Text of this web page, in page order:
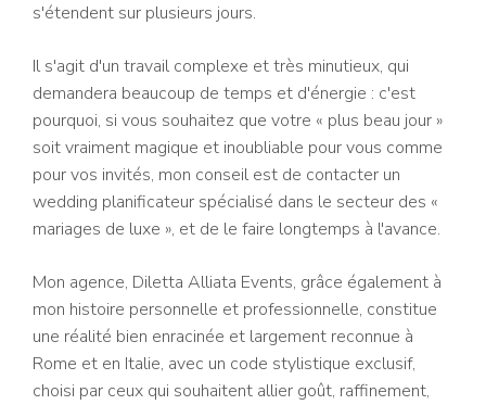
s'étendent sur plusieurs jours.
Il s'agit d'un travail complexe et très minutieux, qui
demandera beaucoup de temps et d'énergie : c'est
pourquoi, si vous souhaitez que votre « plus beau jour »
soit vraiment magique et inoubliable pour vous comme
pour vos invités, mon conseil est de contacter un
wedding planificateur spécialisé dans le secteur des «
mariages de luxe », et de le faire longtemps à l'avance.
Mon agence, Diletta Alliata Events, grâce également à
mon histoire personnelle et professionnelle, constitue
une réalité bien enracinée et largement reconnue à
Rome et en Italie, avec un code stylistique exclusif,
choisi par ceux qui souhaitent allier goût, raffinement,